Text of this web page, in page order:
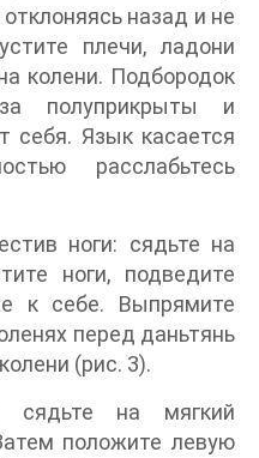
назад и не
плечи, ладони
колени. Подбородок
полуприкрыты и
себя. Язык касается
расслабьтесь
ноги: сядьте на
ноги, подведите
к себе. Выпрямите
перед даньтянь
(рис. 3).
сядьте на мягкий
положите левую